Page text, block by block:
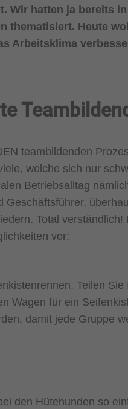
Wir hatten ja bereits
thematisiert. Heute
Arbeitsklima
teambildenden
welche sich nur
Betriebsalltag
Geschäftsführer,
Total
vor:
Teilen
Wagen für ein
damit jede Gruppe
den Hütehunden so